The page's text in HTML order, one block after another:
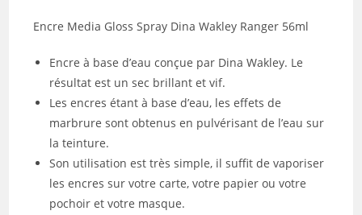
Encre Media Gloss Spray Dina Wakley Ranger 56ml
Encre à base d’eau conçue par Dina Wakley. Le
résultat est un sec brillant et vif.
Les encres étant à base d’eau, les effets de
marbrure sont obtenus en pulvérisant de l’eau sur
la teinture.
Son utilisation est très simple, il suffit de vaporiser
les encres sur votre carte, votre papier ou votre
pochoir et votre masque.